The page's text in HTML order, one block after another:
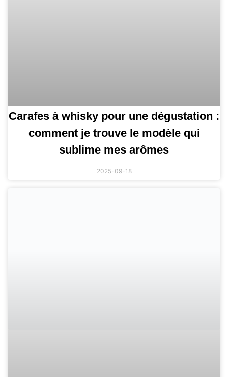
Carafes à whisky pour une dégustation :
comment je trouve le modèle qui
sublime mes arômes
2025-09-18